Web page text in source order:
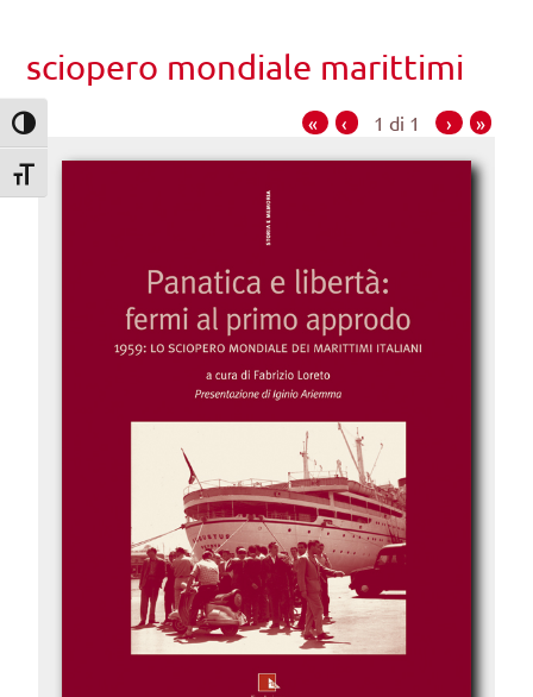
Attiva/disattiva alto contrasto
Attiva/disattiva dimensione testo
sciopero mondiale marittimi
« ‹ 1 di 1 › »